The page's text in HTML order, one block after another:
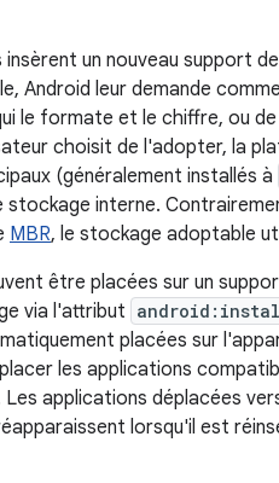
un nouveau support
Android leur demande
le formate et le chiffre, ou
choisit de l'adopter, la
(généralement installés à
stockage interne.
MBR, le stockage adoptable
être placées sur un
via l'attribut
placées sur
les applications
applications déplacées
lorsqu'il est